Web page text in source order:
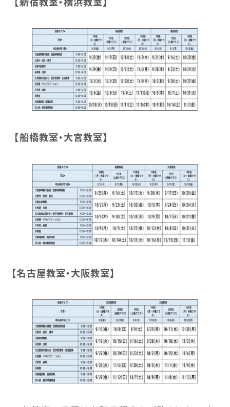
【船橋教室・大宮教室】
【名古屋教室・大阪教室】